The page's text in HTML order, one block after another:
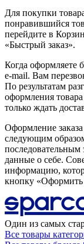
Для покупки
понравившийся
перейдите в
«Быстрый заказ».
Когда оформляете
e-mail. Вам
По результатам
оформления
только ждать
Оформление
следующим
последовательным
данные о себе.
информацию,
кнопку «Оформить
Один из самых
Все товары